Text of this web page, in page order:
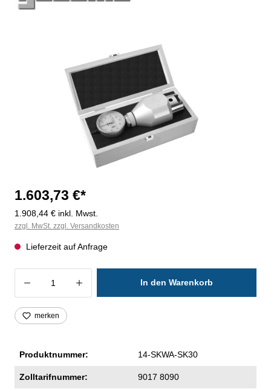
1.603,73 €*
1.908,44 € inkl. Mwst.
zzgl. MwSt. zzgl. Versandkosten
Lieferzeit auf Anfrage
Produkt Anzahl: Gib den gewünschten
In den Warenkorb
merken
Produktnummer: 14-SKWA-SK30
Zolltarifnummer: 9017 8090